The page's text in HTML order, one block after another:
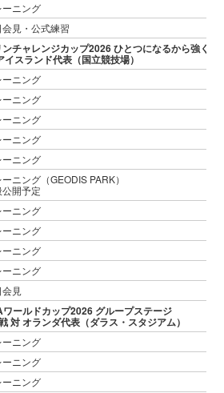
ーニング
会見・公式練習
ンチャレンジカップ2026 ひとつになるから強くな
イスランド代表（国立競技場）
ーニング
ーニング
ーニング
ーニング
ーニング
ーニング（GEODIS PARK）
開予定
ーニング
ーニング
ーニング
ーニング
見
ワールドカップ2026 グループステージ
対 オランダ代表（ダラス・スタジアム）
ーニング
ーニング
ーニング